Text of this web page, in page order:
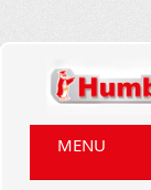
MENU